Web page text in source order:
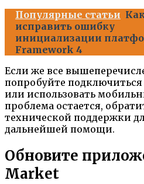
Популярные статьи Как
исправить ошибку
инициализации
Framework 4
Если же все
попробуйте подключиться
или использовать
проблема остается,
технической поддержки
дальнейшей помощи.
Обновите
Market